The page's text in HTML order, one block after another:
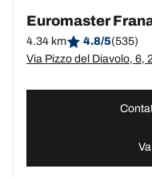
Euromaster
4.34 km 4.8/5(535)
Via Pizzo del Diavolo, 6,